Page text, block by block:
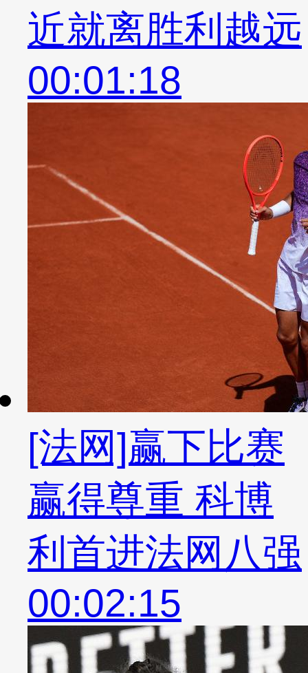
近就离胜利越远
00:01:18
[法网]赢下比赛
赢得尊重 科博
利首进法网八强
00:02:15